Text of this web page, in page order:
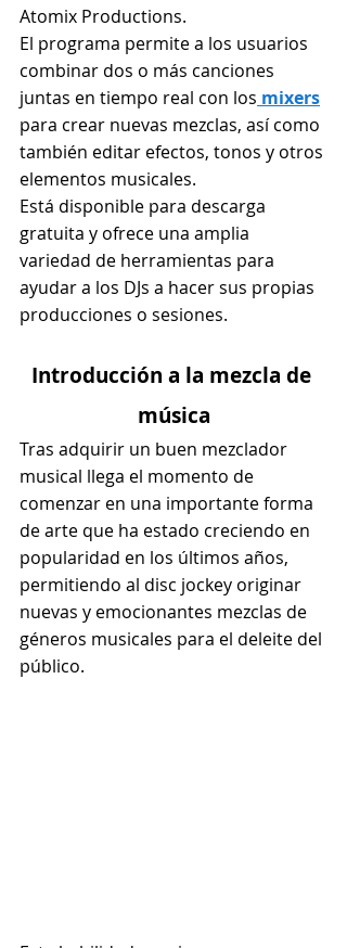
Atomix Productions.
El programa permite a los usuarios
combinar dos o más canciones
juntas en tiempo real con los mixers
para crear nuevas mezclas, así como
también editar efectos, tonos y otros
elementos musicales.
Está disponible para descarga
gratuita y ofrece una amplia
variedad de herramientas para
ayudar a los DJs a hacer sus propias
producciones o sesiones.
Introducción a la mezcla de
música
Tras adquirir un buen mezclador
musical llega el momento de
comenzar en una importante forma
de arte que ha estado creciendo en
popularidad en los últimos años,
permitiendo al disc jockey originar
nuevas y emocionantes mezclas de
géneros musicales para el deleite del
público.